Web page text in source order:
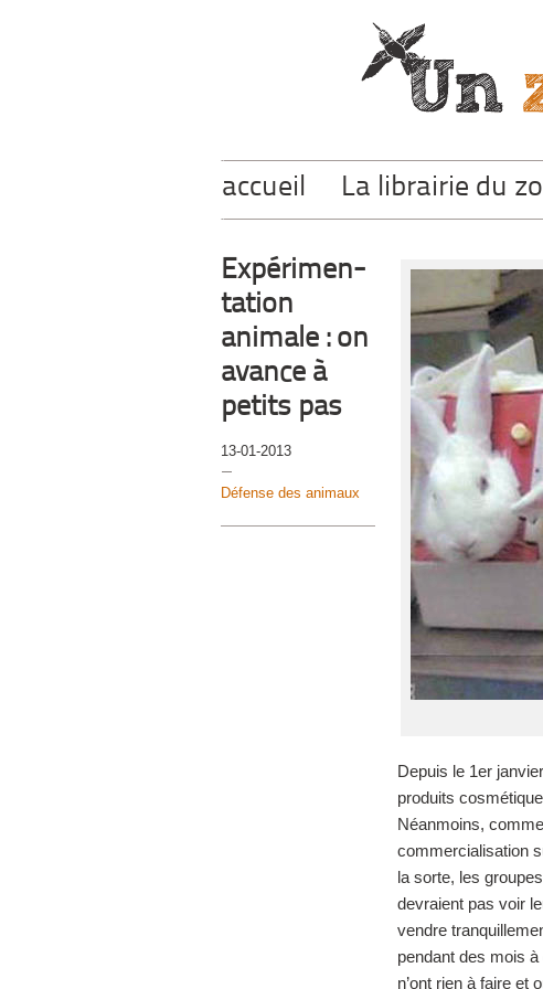
accueil La librairie du
Expérimen-
tation
animale : on
avance à
petits pas
13-01-2013
Défense des animaux
Depuis le 1erjanvier
produits
Néanmoins,
commercialisation
la sorte, les
devraient pas voir
vendre
pendant des mois
n’ont rien à faire et